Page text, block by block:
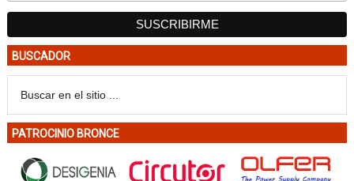
BUSCADOR
PATROCINIO BRONCE